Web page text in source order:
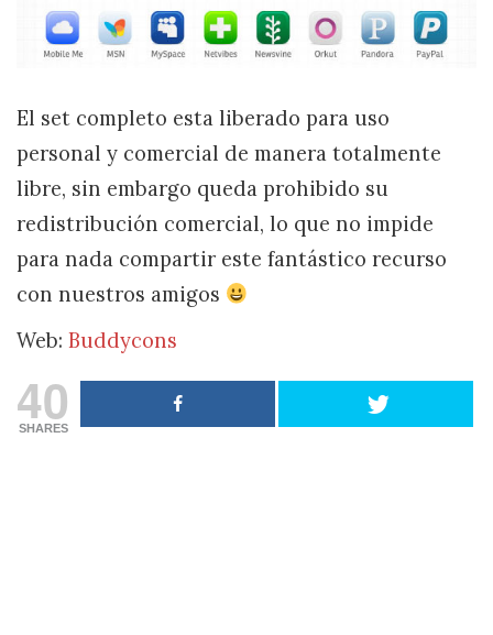
El set completo esta liberado para uso
personal y comercial de manera totalmente
libre, sin embargo queda prohibido su
redistribución comercial, lo que no impide
para nada compartir este fantástico recurso
con nuestros amigos
Web: Buddycons
40
SHARES